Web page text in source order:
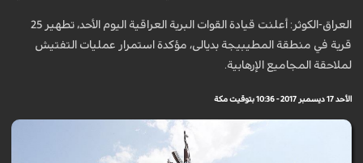
العراق-الكوثر: أعلنت قيادة القوات البرية العراقية اليوم الأحد، تطهير 25
قرية في منطقة المطيبيجة بديالى، مؤكدة استمرار عمليات التفتيش
لملاحقة المجاميع الإرهابية.
الأحد 17 ديسمبر 2017 - 10:36 بتوقيت مكة